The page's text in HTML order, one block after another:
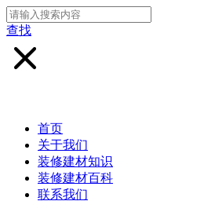
查找
首页
关于我们
装修建材知识
装修建材百科
联系我们